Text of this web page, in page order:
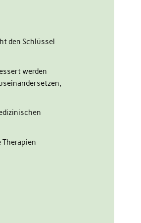
den Schlüssel
werden